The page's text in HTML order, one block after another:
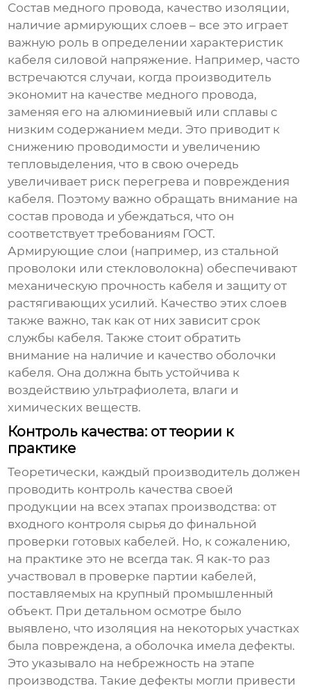
Состав медного провода, качество изоляции,
наличие армирующих слоев – все это играет
важную роль в определении характеристик
кабеля силовой напряжение. Например, часто
встречаются случаи, когда производитель
экономит на качестве медного провода,
заменяя его на алюминиевый или сплавы с
низким содержанием меди. Это приводит к
снижению проводимости и увеличению
тепловыделения, что в свою очередь
увеличивает риск перегрева и повреждения
кабеля. Поэтому важно обращать внимание на
состав провода и убеждаться, что он
соответствует требованиям ГОСТ.
Армирующие слои (например, из стальной
проволоки или стекловолокна) обеспечивают
механическую прочность кабеля и защиту от
растягивающих усилий. Качество этих слоев
также важно, так как от них зависит срок
службы кабеля. Также стоит обратить
внимание на наличие и качество оболочки
кабеля. Она должна быть устойчива к
воздействию ультрафиолета, влаги и
химических веществ.
Контроль качества: от теории к
практике
Теоретически, каждый производитель должен
проводить контроль качества своей
продукции на всех этапах производства: от
входного контроля сырья до финальной
проверки готовых кабелей. Но, к сожалению,
на практике это не всегда так. Я как-то раз
участвовал в проверке партии кабелей,
поставляемых на крупный промышленный
объект. При детальном осмотре было
выявлено, что изоляция на некоторых участках
была повреждена, а оболочка имела дефекты.
Это указывало на небрежность на этапе
производства. Такие дефекты могли привести